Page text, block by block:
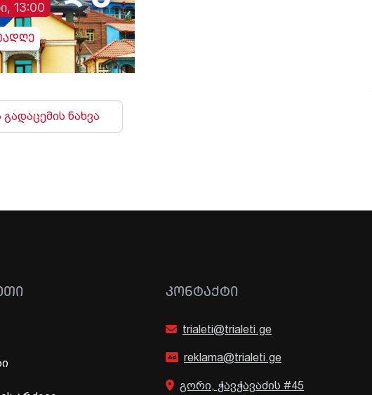
13:00
ნახვა
ᲙᲝᲜᲢᲐᲥᲢᲘ
trialeti@trialeti.ge
reklama@trialeti.ge
გორი, ჭავჭავაძის #45